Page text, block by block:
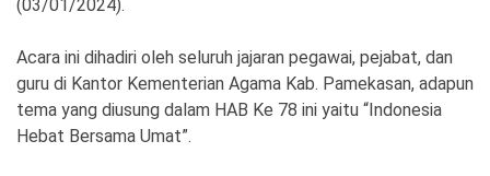
Indeks Birokrasi
(03/01/2024).
Acara ini dihadiri oleh seluruh jajaran pegawai, pejabat, dan
guru di Kantor Kementerian Agama Kab. Pamekasan, adapun
tema yang diusung dalam HAB Ke 78 ini yaitu “Indonesia
Hebat Bersama Umat”.